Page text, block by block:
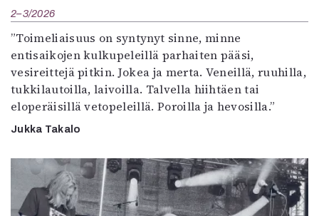
2–3/2026
”Toimeliaisuus on syntynyt sinne, minne
entisaikojen kulkupeleillä parhaiten pääsi,
vesireittejä pitkin. Jokea ja merta. Veneillä, ruuhilla,
tukkilautoilla, laivoilla. Talvella hiihtäen tai
eloperäisillä vetopeleillä. Poroilla ja hevosilla.”
Jukka Takalo